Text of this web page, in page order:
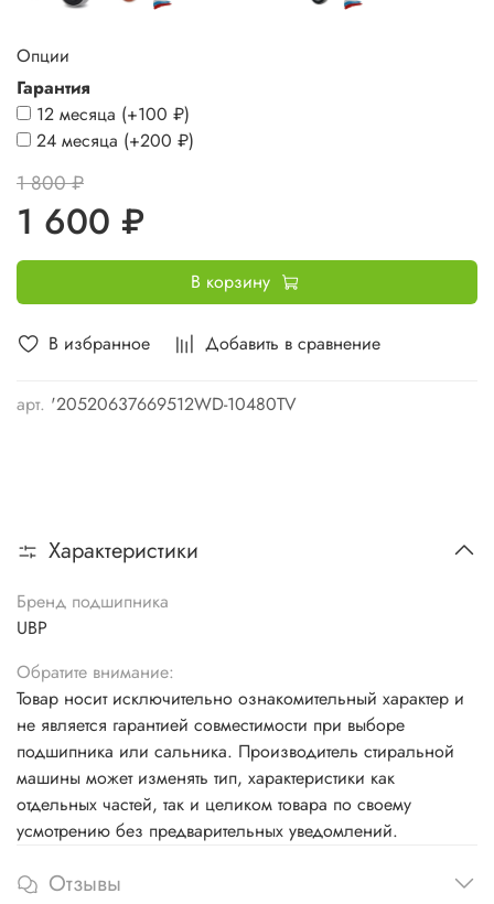
В избранное Добавить в сравнение
арт. '20520637669512WD-10480TV
Опции
Гарантия
12 месяца (+100 ₽)
24 месяца (+200 ₽)
1 800 ₽
1 600 ₽
В корзину
Характеристики
Бренд подшипника
UBP
Обратите внимание:
Товар носит исключительно ознакомительный характер и
не является гарантией совместимости при выборе
подшипника или сальника. Производитель стиральной
машины может изменять тип, характеристики как
отдельных частей, так и целиком товара по своему
усмотрению без предварительных уведомлений.
Отзывы